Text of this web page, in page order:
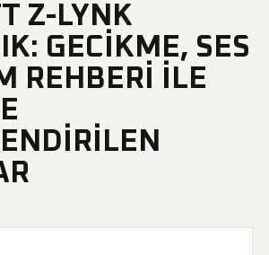
Z-LYNK
GECIKME, SES
REHBERI ILE